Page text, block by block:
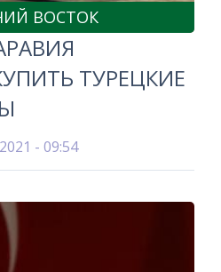
ВОСТОК
ТУРЕЦКИЕ
- 09:54